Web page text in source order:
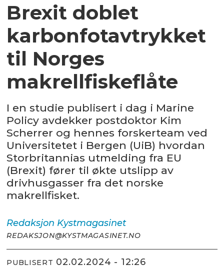
Brexit doblet
karbonfotavtrykket
til Norges
makrellfiskeflåte
I en studie publisert i dag i Marine
Policy avdekker postdoktor Kim
Scherrer og hennes forskerteam ved
Universitetet i Bergen (UiB) hvordan
Storbritannias utmelding fra EU
(Brexit) fører til økte utslipp av
drivhusgasser fra det norske
makrellfisket.
Redaksjon Kystmagasinet
REDAKSJON@KYSTMAGASINET.NO
PUBLISERT 02.02.2024 - 12:26